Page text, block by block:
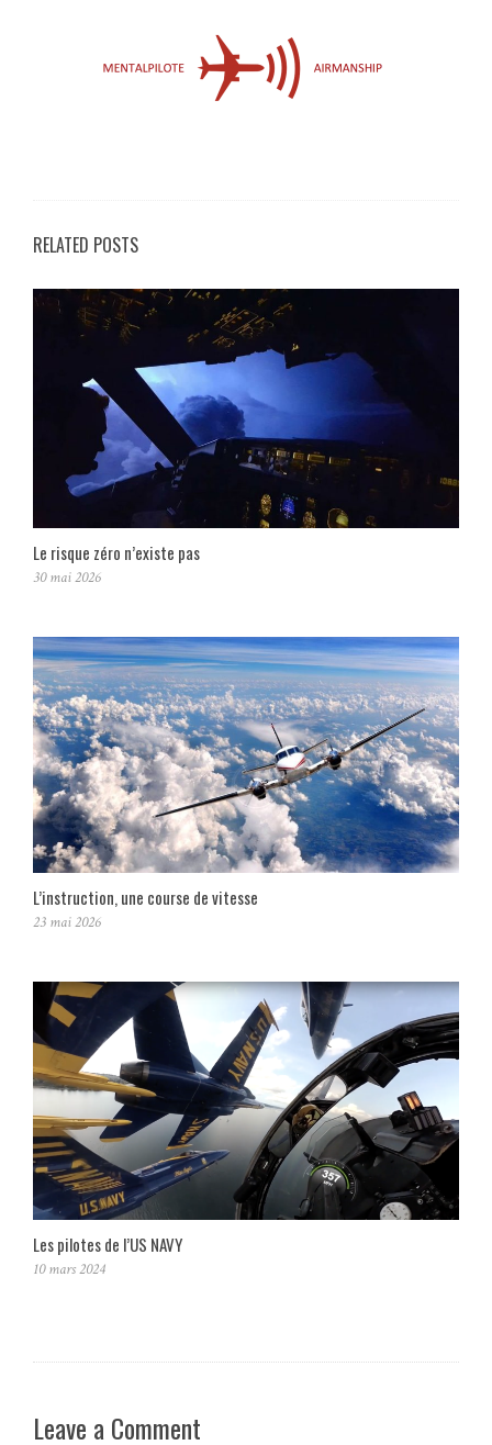
RELATED POSTS
Le risque zéro n’existe pas
30 mai 2026
L’instruction, une course de vitesse
23 mai 2026
Les pilotes de l’US NAVY
10 mars 2024
Leave a Comment